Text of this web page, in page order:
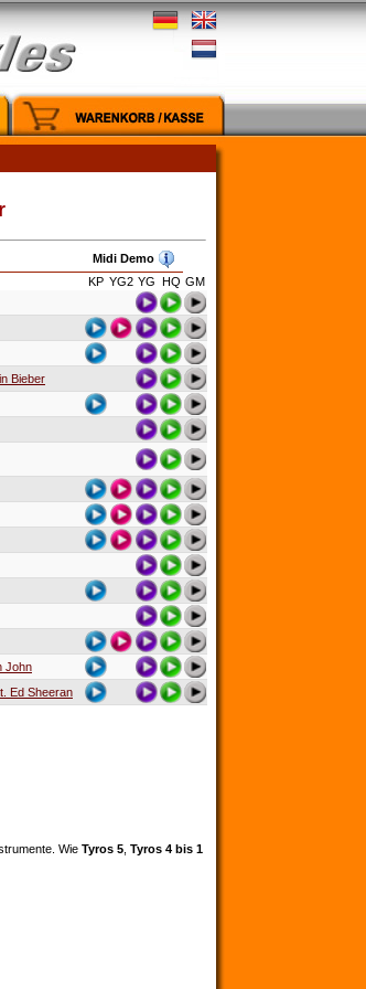
Midi Demo
KP YG2 YG HQ GM
Bieber
John
Ed Sheeran
Wie Tyros 5 Tyros 4 bis 1